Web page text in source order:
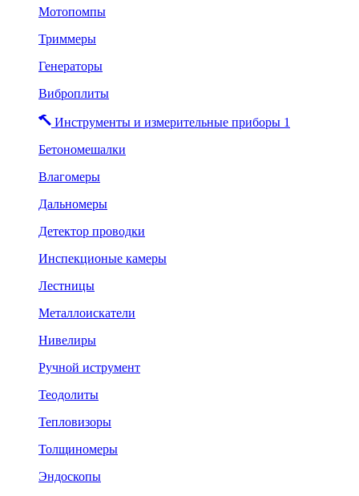
Мотопомпы
Триммеры
Генераторы
Виброплиты
Инструменты и измерительные приборы 1
Бетономешалки
Влагомеры
Дальномеры
Детектор проводки
Инспекционые камеры
Лестницы
Металлоискатели
Нивелиры
Ручной иструмент
Теодолиты
Тепловизоры
Толщиномеры
Эндоскопы